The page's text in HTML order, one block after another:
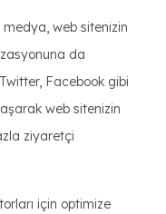
medya, web sitenizin
da
Facebook gibi
web sitenizin
ziyaretçi
için optimize